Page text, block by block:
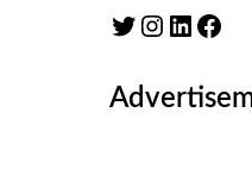
Twitter
Instagram LinkedIn Facebook